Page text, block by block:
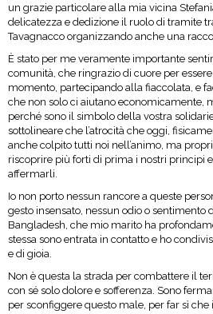
un grazie particolare alla mia vicina
delicatezza e dedizione il ruolo di tramite
Tavagnacco organizzando anche una
È stato per me veramente importante
comunità, che ringrazio di cuore per
momento, partecipando alla fiaccolata, e
che non solo ci aiutano economicamente,
perché sono il simbolo della vostra
sottolineare che l’atrocità che oggi,
anche colpito tutti noi nell’animo, ma
riscoprire più forti di prima i nostri principi
affermarli.
Io non porto nessun rancore a queste
gesto insensato, nessun odio o sentimento
Bangladesh, che mio marito ha
stessa sono entrata in contatto e ho
e di gioia.
Non è questa la strada per combattere il
con sé solo dolore e sofferenza. Sono
per sconfiggere questo male, per far sì